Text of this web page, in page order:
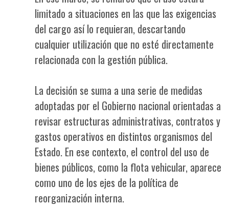
limitado a situaciones en las que las exigencias
del cargo así lo requieran, descartando
cualquier utilización que no esté directamente
relacionada con la gestión pública.
La decisión se suma a una serie de medidas
adoptadas por el Gobierno nacional orientadas a
revisar estructuras administrativas, contratos y
gastos operativos en distintos organismos del
Estado. En ese contexto, el control del uso de
bienes públicos, como la flota vehicular, aparece
como uno de los ejes de la política de
reorganización interna.